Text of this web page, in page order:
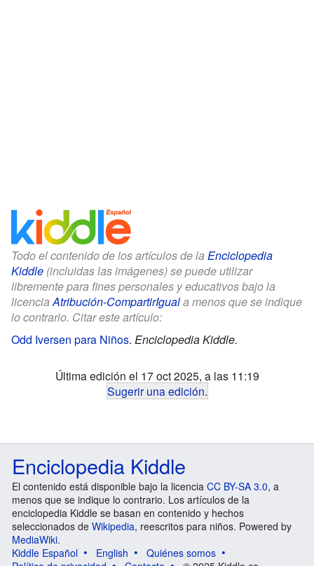
Todo el contenido de los artículos de la Enciclopedia
Kiddle (incluidas las imágenes) se puede utilizar
libremente para fines personales y educativos bajo la
licenciaAtribución-CompartirIguala menos que se indique
lo contrario. Citar este artículo:
Odd Iversen para Niños. Enciclopedia Kiddle.
Última edición el 17 oct 2025, a las 11:19
Sugerir una edición.
Enciclopedia Kiddle
El contenido está disponible bajo la licencia CC BY-SA 3.0, a
menos que se indique lo contrario. Los artículos de la
enciclopedia Kiddle se basan en contenido y hechos
seleccionados de Wikipedia, reescritos para niños. Powered by
MediaWiki.
Kiddle Español
English
Quiénes somos